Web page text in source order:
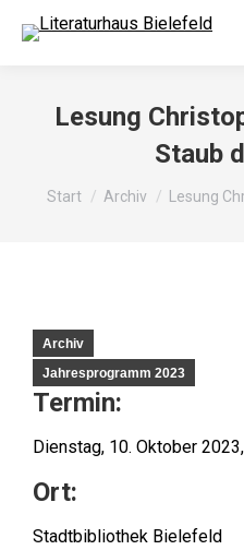
Lesung
Staub
Sie befinden sich hier:
Start Archiv Lesung
Archiv
Jahresprogramm 2023
Termin:
Dienstag, 10. Oktober
Ort:
Stadtbibliothek Bielefeld